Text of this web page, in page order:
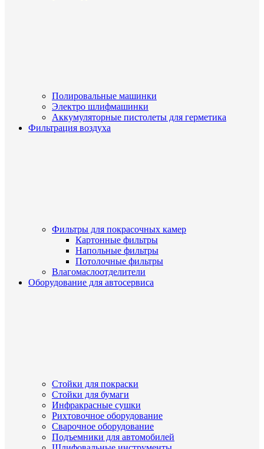
Полировальные машинки
Электро шлифмашинки
Аккумуляторные пистолеты для герметика
Фильтрация воздуха
Фильтры для покрасочных камер
Картонные фильтры
Напольные фильтры
Потолочные фильтры
Влагомаслоотделители
Оборудование для автосервиса
Стойки для покраски
Стойки для бумаги
Инфракрасные сушки
Рихтовочное оборудование
Сварочное оборудование
Подъемники для автомобилей